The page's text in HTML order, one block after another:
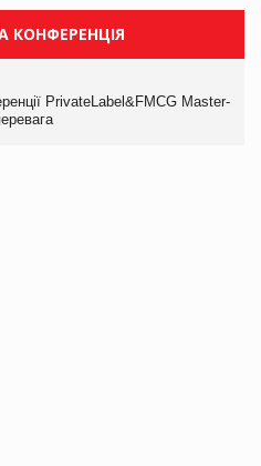
КОНФЕРЕНЦІЯ
PrivateLabel&FMCG Master-